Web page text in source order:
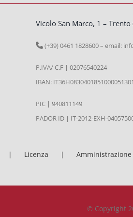
Vicolo San Marco, 1 – Trento
(+39) 0461 1828600 – email:
P.IVA/ C.F | 02076540224
IBAN:
PIC | 940811149
PADOR ID | IT-2012-EXH-
Licenza
© Copyright